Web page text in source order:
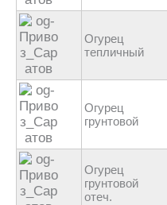
Огурец
тепличный
Огурец
грунтовой
Огурец
грунтовой
отеч.